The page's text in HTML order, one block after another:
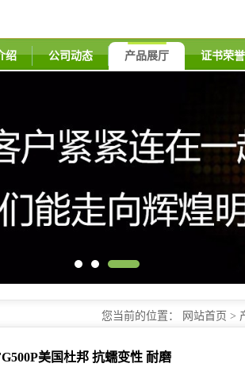
绍 公司动态 产品展厅 证书荣誉
您当前的位置： 网站首页 >
变性 耐磨
美国杜邦 抗蠕变性 耐磨